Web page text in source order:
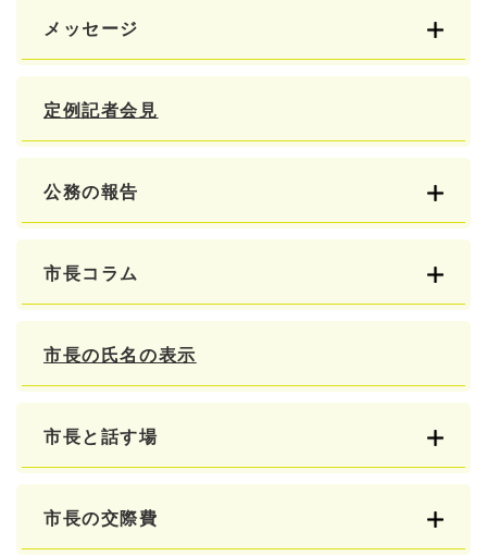
メッセージ
定例記者会見
公務の報告
市長コラム
市長の氏名の表示
市長と話す場
市長の交際費